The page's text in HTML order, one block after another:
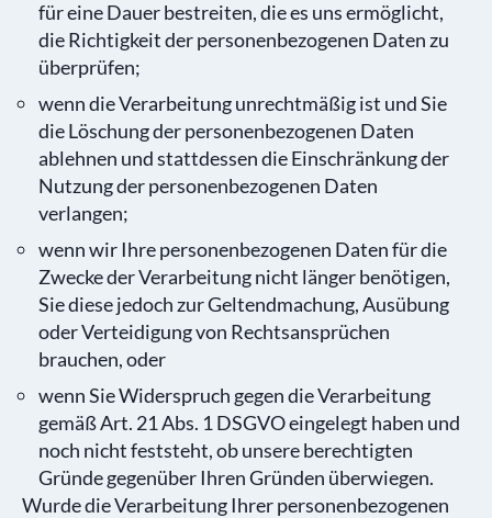
für eine Dauer bestreiten, die es uns ermöglicht,
die Richtigkeit der personenbezogenen Daten zu
überprüfen;
wenn die Verarbeitung unrechtmäßig ist und Sie
die Löschung der personenbezogenen Daten
ablehnen und stattdessen die Einschränkung der
Nutzung der personenbezogenen Daten
verlangen;
wenn wir Ihre personenbezogenen Daten für die
Zwecke der Verarbeitung nicht länger benötigen,
Sie diese jedoch zur Geltendmachung, Ausübung
oder Verteidigung von Rechtsansprüchen
brauchen, oder
wenn Sie Widerspruch gegen die Verarbeitung
gemäß Art. 21 Abs. 1 DSGVO eingelegt haben und
noch nicht feststeht, ob unsere berechtigten
Gründe gegenüber Ihren Gründen überwiegen.
Wurde die Verarbeitung Ihrer personenbezogenen